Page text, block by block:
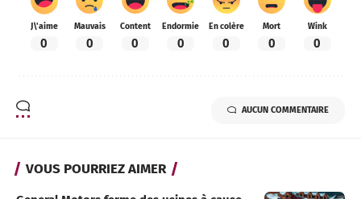
J\'aime
0
Mauvais
0
Content
0
Endormie
0
En colère
0
Mort
0
Wink
0
AUCUN COMMENTAIRE
VOUS POURRIEZ AIMER